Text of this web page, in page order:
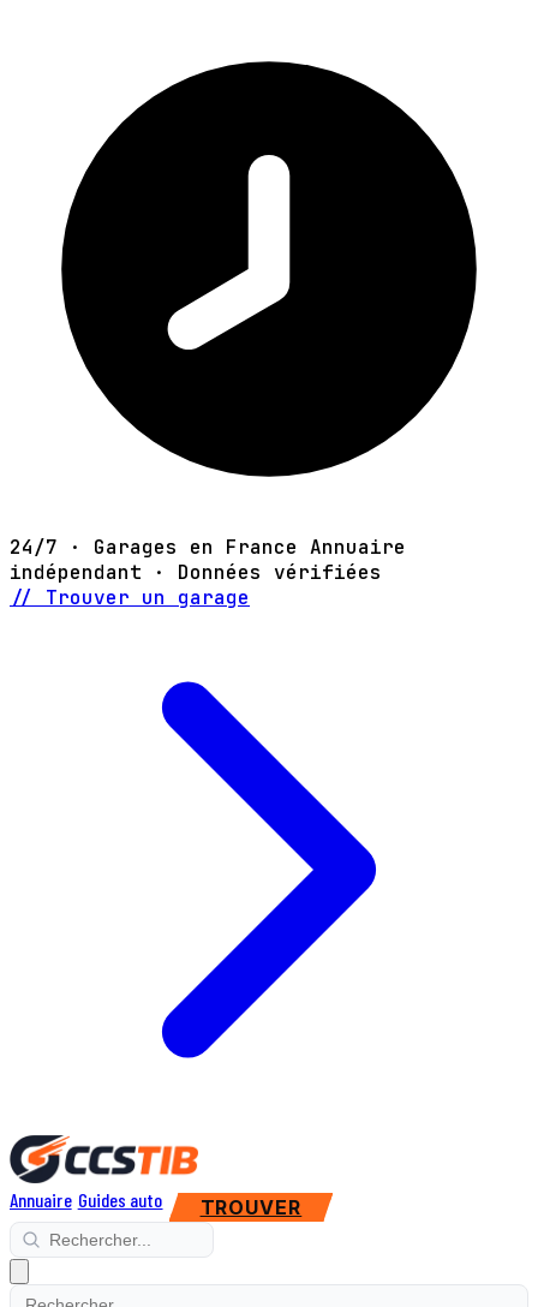
24/7 · Garages en France Annuaire
indépendant · Données vérifiées
// Trouver un garage
Annuaire Guides auto TROUVER